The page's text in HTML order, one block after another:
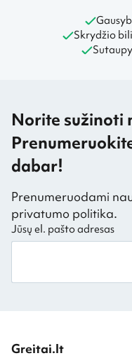
Skrydžio
Norite sužinoti
dabar!
Prenumeruodami
privatumo politika.
Jūsų el. pašto adresas
Greitai.lt